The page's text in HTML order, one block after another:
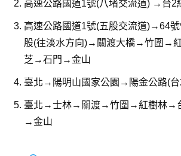
高速公路國道1號(八堵交流道) →台
高速公路國道1號(五股交流道)→64
股(往淡水方向)→關渡大橋→竹圍→
芝→石門→金山
臺北→陽明山國家公園→陽金公路(
臺北→士林→關渡→竹圍→紅樹林→
→金山